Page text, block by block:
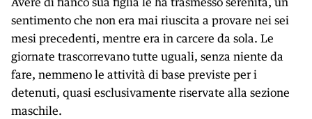
sentimento che non era mai riuscita a provare nei sei
mesi precedenti, mentre era in carcere da sola. Le
giornate trascorrevano tutte uguali, senza niente da
fare, nemmeno le attività di base previste per i
detenuti, quasi esclusivamente riservate alla sezione
maschile.